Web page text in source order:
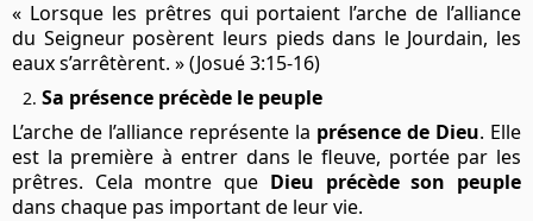
« Lorsque les prêtres qui portaient l’arche de l’alliance
du Seigneur posèrent leurs pieds dans le Jourdain, les
eaux s’arrêtèrent. » (Josué 3:15-16)
Sa présence précède le peuple
L’arche de l’alliance représente la présence de Dieu. Elle
est la première à entrer dans le fleuve, portée par les
prêtres. Cela montre que Dieu précède son peuple
dans chaque pas important de leur vie.